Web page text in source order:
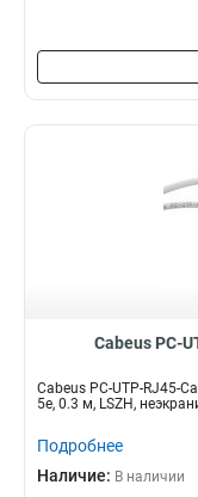
Cabeus PC-
Cabeus PC-UTP-RJ45-
5e, 0.3 м, LSZH,
Подробнее
Наличие: В наличии